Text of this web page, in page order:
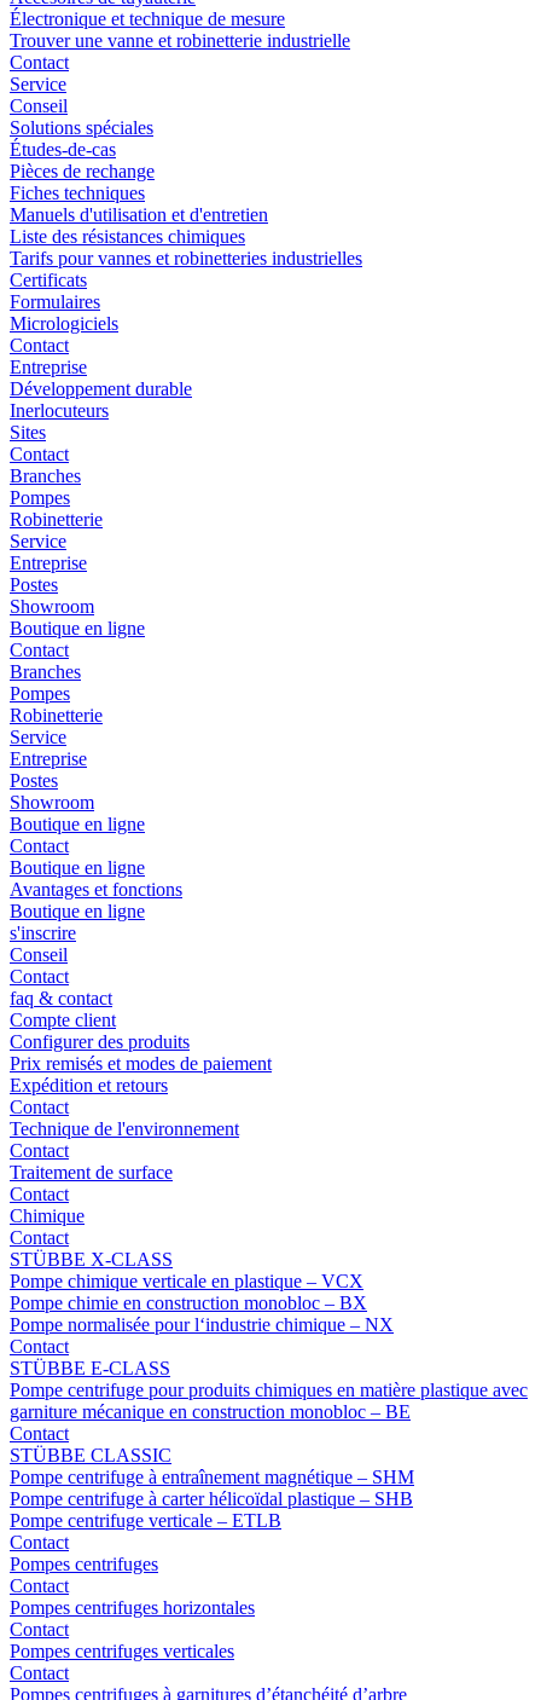
Électronique et technique de mesure
Trouver une vanne et robinetterie industrielle
Contact
Service
Conseil
Solutions spéciales
Études-de-cas
Pièces de rechange
Fiches techniques
Manuels d'utilisation et d'entretien
Liste des résistances chimiques
Tarifs pour vannes et robinetteries industrielles
Certificats
Formulaires
Micrologiciels
Contact
Entreprise
Développement durable
Inerlocuteurs
Sites
Contact
Branches
Pompes
Robinetterie
Service
Entreprise
Postes
Showroom
Boutique en ligne
Contact
Branches
Pompes
Robinetterie
Service
Entreprise
Postes
Showroom
Boutique en ligne
Contact
Boutique en ligne
Avantages et fonctions
Boutique en ligne
s'inscrire
Conseil
Contact
faq & contact
Compte client
Configurer des produits
Prix remisés et modes de paiement
Expédition et retours
Contact
Technique de l'environnement
Contact
Traitement de surface
Contact
Chimique
Contact
STÜBBE X-CLASS
Pompe chimique verticale en plastique – VCX
Pompe chimie en construction monobloc – BX
Pompe normalisée pour l‘industrie chimique – NX
Contact
STÜBBE E-CLASS
Pompe centrifuge pour produits chimiques en matière plastique avec
garniture mécanique en construction monobloc – BE
Contact
STÜBBE CLASSIC
Pompe centrifuge à entraînement magnétique – SHM
Pompe centrifuge à carter hélicoïdal plastique – SHB
Pompe centrifuge verticale – ETLB
Contact
Pompes centrifuges
Contact
Pompes centrifuges horizontales
Contact
Pompes centrifuges verticales
Contact
Pompes centrifuges à garnitures d’étanchéité d’arbre